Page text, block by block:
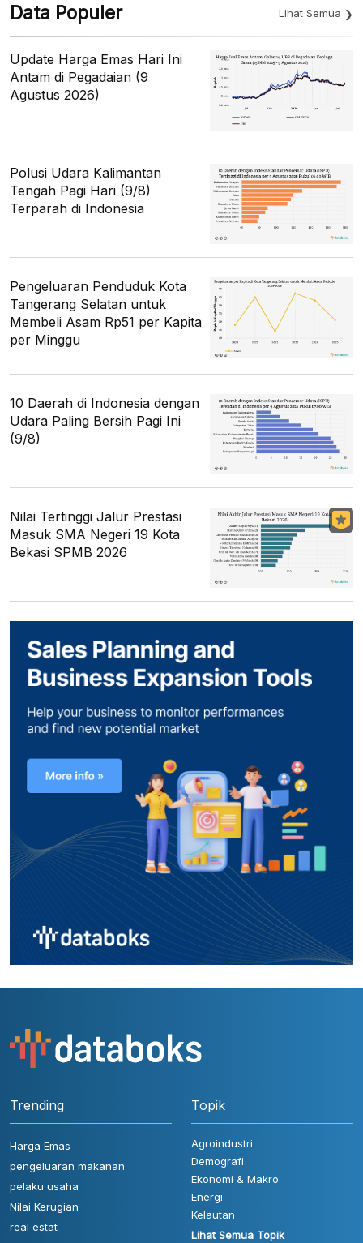
Data Populer Lihat Semua
Update Harga Emas Hari Ini
Antam di Pegadaian (9
Agustus 2026)
Polusi Udara Kalimantan
Tengah Pagi Hari (9/8)
Terparah di Indonesia
Pengeluaran Penduduk Kota
Tangerang Selatan untuk
Membeli Asam Rp51 per Kapita
per Minggu
10 Daerah di Indonesia dengan
Udara Paling Bersih Pagi Ini
(9/8)
Nilai Tertinggi Jalur Prestasi
Masuk SMA Negeri 19 Kota
Bekasi SPMB 2026
Trending
Harga Emas
pengeluaran makanan
pelaku usaha
Nilai Kerugian
real estat
Topik
Agroindustri
Demografi
Ekonomi & Makro
Energi
Kelautan
Lihat Semua Topik